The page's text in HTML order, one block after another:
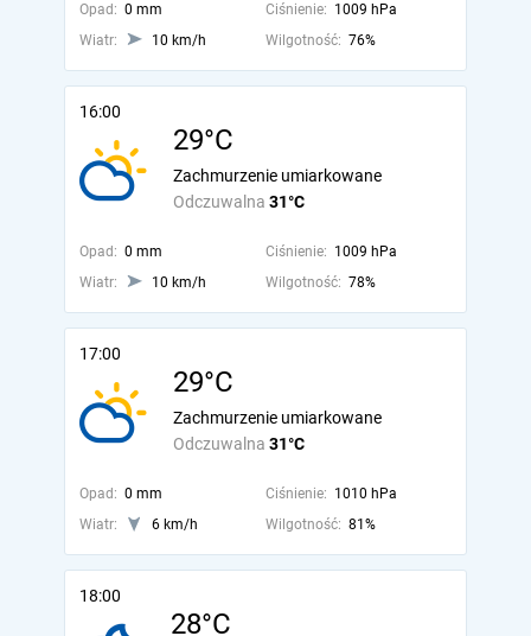
Opad: 0 mm Ciśnienie: 1009 hPa
Wiatr:
10 km/h Wilgotność: 76%
16:00
29°C
Odczuwalna 31°C
Zachmurzenie umiarkowane
Opad: 0 mm Ciśnienie: 1009 hPa
Wiatr:
10 km/h Wilgotność: 78%
17:00
29°C
Odczuwalna 31°C
Zachmurzenie umiarkowane
Opad: 0 mm Ciśnienie: 1010 hPa
Wiatr:
6 km/h Wilgotność: 81%
18:00
28°C